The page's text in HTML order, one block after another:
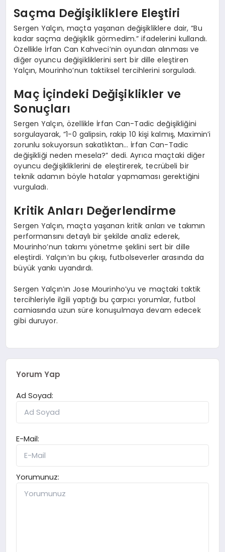
SAĞLIK
EĞITIM
Saçma Değişikliklere Eleştiri
Sergen Yalçın, maçta yaşanan değişikliklere dair, “Bu
kadar saçma değişiklik görmedim.” ifadelerini kullandı.
Özellikle İrfan Can Kahveci’nin oyundan alınması ve
diğer oyuncu değişikliklerini sert bir dille eleştiren
Yalçın, Mourinho’nun taktiksel tercihlerini sorguladı.
Maç İçindeki Değişiklikler ve
Sonuçları
Sergen Yalçın, özellikle İrfan Can-Tadic değişikliğini
sorgulayarak, “1-0 galipsin, rakip 10 kişi kalmış, Maximin’i
zorunlu sokuyorsun sakatlıktan… İrfan Can-Tadic
değişikliği neden mesela?” dedi. Ayrıca maçtaki diğer
oyuncu değişikliklerini de eleştirerek, tecrübeli bir
teknik adamın böyle hatalar yapmaması gerektiğini
vurguladı.
Kritik Anları Değerlendirme
Sergen Yalçın, maçta yaşanan kritik anları ve takımın
performansını detaylı bir şekilde analiz ederek,
Mourinho’nun takımı yönetme şeklini sert bir dille
eleştirdi. Yalçın’ın bu çıkışı, futbolseverler arasında da
büyük yankı uyandırdı.
Sergen Yalçın’ın Jose Mourinho’yu ve maçtaki taktik
tercihleriyle ilgili yaptığı bu çarpıcı yorumlar, futbol
camiasında uzun süre konuşulmaya devam edecek
gibi duruyor.
Yorum Yap
Ad Soyad:
E-Mail:
Yorumunuz: